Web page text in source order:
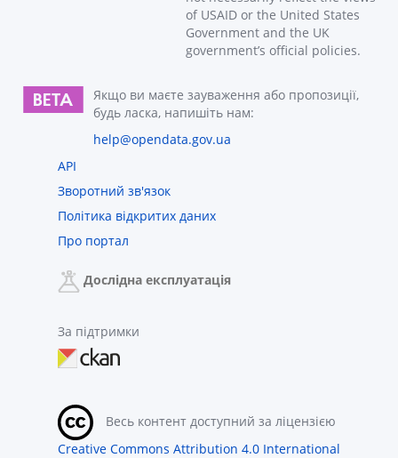
of USAID or the United States
Government and the UK
government’s official policies.
Якщо ви маєте зауваження або пропозиції,
будь ласка, напишіть нам:
help@opendata.gov.ua
API
Зворотний зв'язок
Політика відкритих даних
Про портал
Дослідна експлуатація
За підтримки
Весь контент доступний за ліцензією
Creative Commons Attribution 4.0 International